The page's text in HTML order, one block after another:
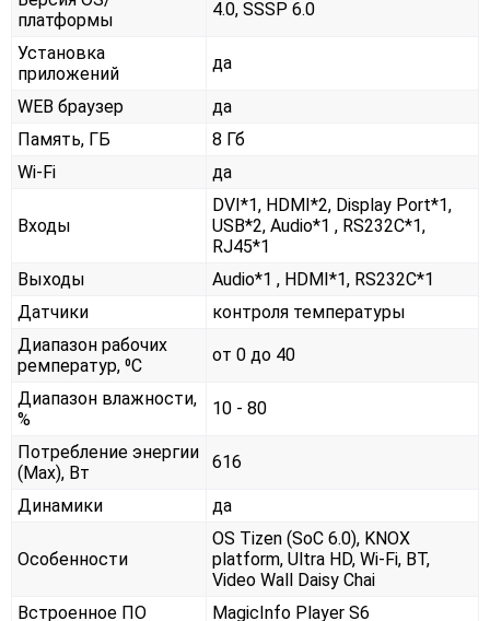
платформы
4.0, SSSP 6.0
Установка
приложений
да
WEB браузер
да
Память, ГБ
8 Гб
Wi-Fi
да
Входы
DVI*1, HDMI*2, Display Port*1,
USB*2, Audio*1 , RS232С*1,
RJ45*1
Выходы
Audio*1 , HDMI*1, RS232С*1
Датчики
контроля температуры
Диапазон рабочих
ремператур, ⁰С
от 0 до 40
Диапазон влажности,
%
10 - 80
Потребление энергии
(Max), Вт
616
Динамики да
Особенности
OS Tizen (SoC 6.0), KNOX
platform, Ultra HD, Wi-Fi, BT,
Video Wall Daisy Chai
Встроенное ПО
MagicInfo Player S6